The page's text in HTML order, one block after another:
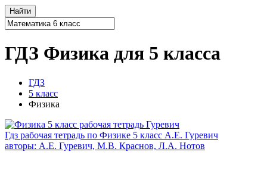
ГДЗ Физика для 5 класса
ГДЗ
5 класс
Физика
Гдз рабочая тетрадь по Физике 5 класс А.Е. Гуревич
авторы: А.Е. Гуревич, М.В. Краснов, Л.А. Нотов